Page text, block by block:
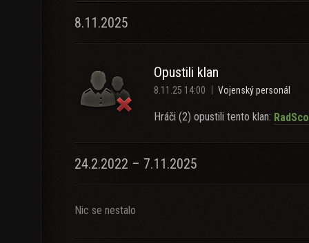
8.11.2025
Opustili klan
8.11.25 14:00 Vojenský personál
Hráči (2) opustili tento klan:
24.2.2022 – 7.11.2025
Nic se nestalo